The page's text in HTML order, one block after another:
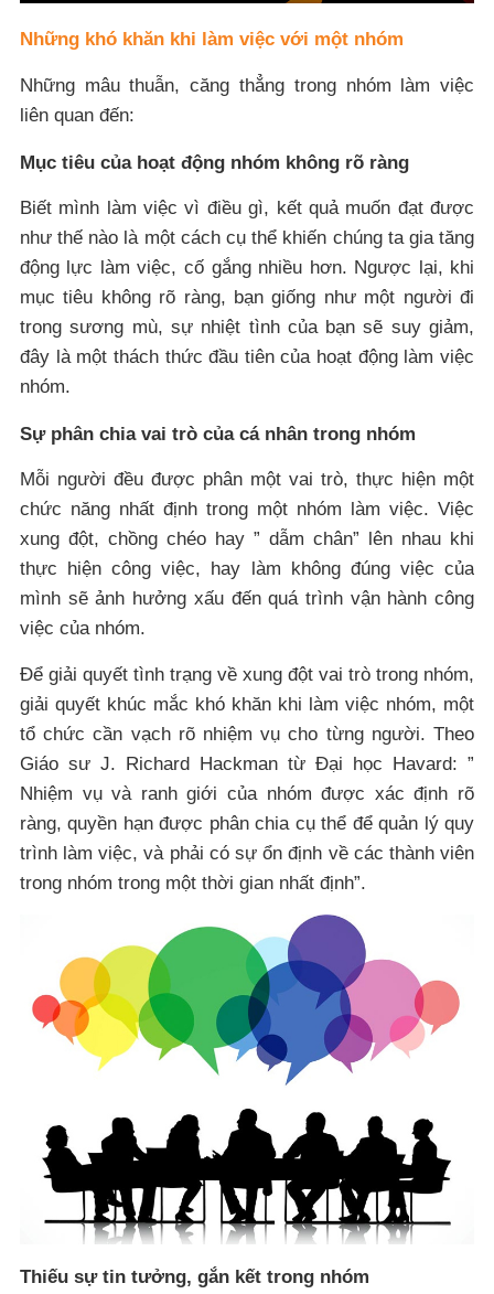
Những khó khăn khi làm việc với một nhóm
Những mâu thuẫn, căng thẳng trong nhóm làm việc
liên quan đến:
Mục tiêu của hoạt động nhóm không rõ ràng
Biết mình làm việc vì điều gì, kết quả muốn đạt được
như thế nào là một cách cụ thể khiến chúng ta gia tăng
động lực làm việc, cố gắng nhiều hơn. Ngược lại, khi
mục tiêu không rõ ràng, bạn giống như một người đi
trong sương mù, sự nhiệt tình của bạn sẽ suy giảm,
đây là một thách thức đầu tiên của hoạt động làm việc
nhóm.
Sự phân chia vai trò của cá nhân trong nhóm
Mỗi người đều được phân một vai trò, thực hiện một
chức năng nhất định trong một nhóm làm việc. Việc
xung đột, chồng chéo hay ” dẫm chân” lên nhau khi
thực hiện công việc, hay làm không đúng việc của
mình sẽ ảnh hưởng xấu đến quá trình vận hành công
việc của nhóm.
Để giải quyết tình trạng về xung đột vai trò trong nhóm,
giải quyết khúc mắc khó khăn khi làm việc nhóm, một
tổ chức cần vạch rõ nhiệm vụ cho từng người. Theo
Giáo sư J. Richard Hackman từ Đại học Havard: ”
Nhiệm vụ và ranh giới của nhóm được xác định rõ
ràng, quyền hạn được phân chia cụ thể để quản lý quy
trình làm việc, và phải có sự ổn định về các thành viên
trong nhóm trong một thời gian nhất định”.
Thiếu sự tin tưởng, gắn kết trong nhóm